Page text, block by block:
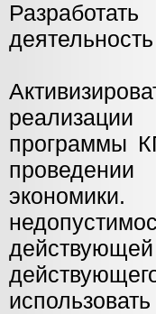
программы
проведении